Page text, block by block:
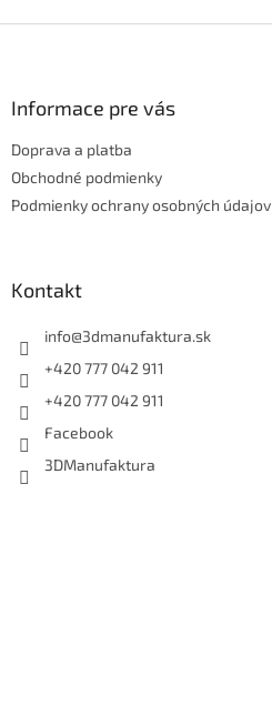
Informace pre vás
Doprava a platba
Obchodné podmienky
Podmienky ochrany osobných údajov
Kontakt
info@3dmanufaktura.sk
+420 777 042 911
+420 777 042 911
Facebook
3DManufaktura